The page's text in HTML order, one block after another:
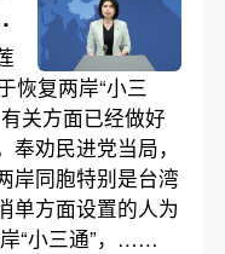
恢复两岸“小三
关方面已经做好
劝民进党当局，
岸同胞特别是台湾
单方面设置的人为
“小三通”，……